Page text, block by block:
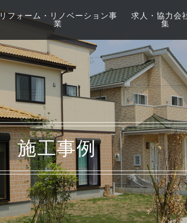
施工事例
リフォーム・リノベーション事
業
求人・協力会
集